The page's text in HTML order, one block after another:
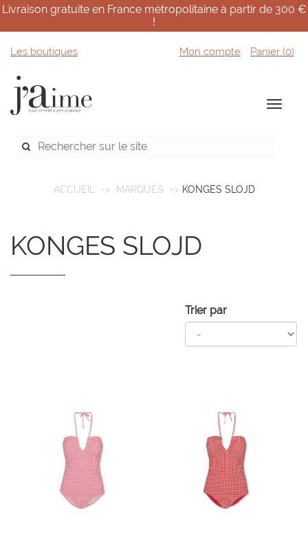
Livraison gratuite en France métropolitaine à partir de 300 €
!
Les boutiques Mon compte Panier (0)
ACCUEIL MARQUES KONGES SLOJD
KONGES SLOJD
Trier par